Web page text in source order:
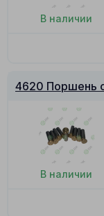
В наличии
4620 Поршень
В наличии